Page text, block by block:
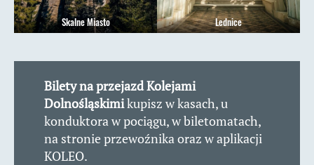
Skalne Miasto Lednice
Bilety na przejazd Kolejami
Dolnośląskimikupisz w kasach, u
konduktora w pociągu, w biletomatach,
na stronie przewoźnika oraz w aplikacji
KOLEO.